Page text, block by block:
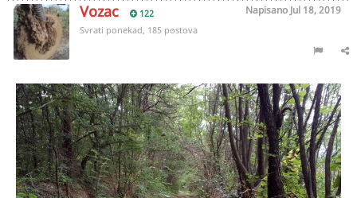
Vozac 122 Napisano Jul 18, 2019
Svrati ponekad, 185 postova